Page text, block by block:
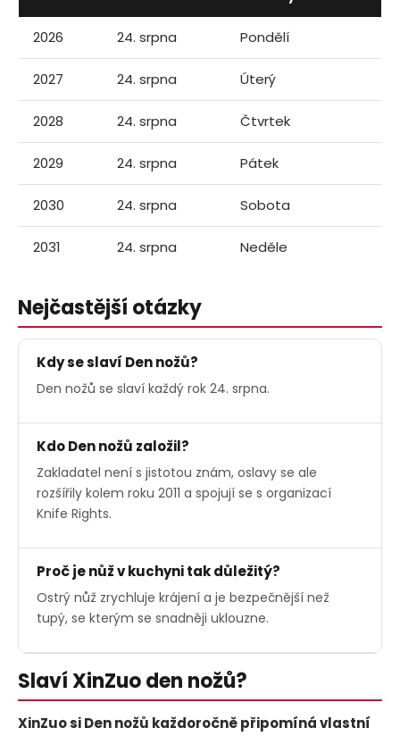
2026 24. srpna Pondělí
2027 24. srpna Úterý
2028 24. srpna Čtvrtek
2029 24. srpna Pátek
2030 24. srpna Sobota
2031 24. srpna Neděle
Nejčastější otázky
Kdy se slaví Den nožů?
Den nožů se slaví každý rok 24. srpna.
Kdo Den nožů založil?
Zakladatel není s jistotou znám, oslavy se ale
rozšířily kolem roku 2011 a spojují se s organizací
Knife Rights.
Proč je nůž v kuchyni tak důležitý?
Ostrý nůž zrychluje krájení a je bezpečnější než
tupý, se kterým se snadněji uklouzne.
Slaví XinZuo den nožů?
XinZuo si Den nožů každoročně připomíná vlastní